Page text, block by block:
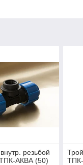
резьбой
АКВА (50)